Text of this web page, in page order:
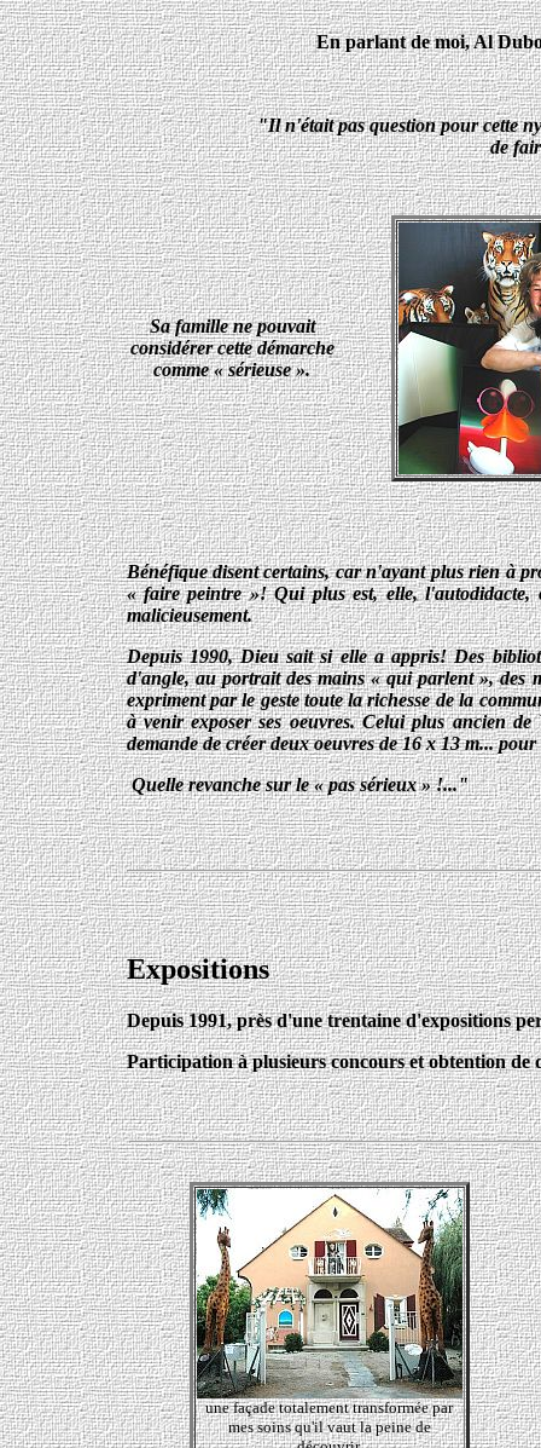
En parlant de moi, Al
"Il n'était pas question pour cette
de
Sa famille ne pouvait
considérer cette démarche
comme « sérieuse ».
Bénéfique disent certains, car n'ayant plus rien à
« faire peintre »! Qui plus est, elle,
malicieusement.
Depuis 1990, Dieu sait si elle a appris! Des
d'angle, au portrait des mains « qui parlent », des
expriment par le geste toute la richesse de la
à venir exposer ses oeuvres. Celui plus ancien
demande de créer deux oeuvres de 16 x 13 m...
Quelle revanche sur le « pas sérieux » !..."
Expositions
Depuis 1991, près d'une trentaine d'expositions
Participation à plusieurs concours et obtention de
une façade totalement transformée par
mes soins qu'il vaut la peine de